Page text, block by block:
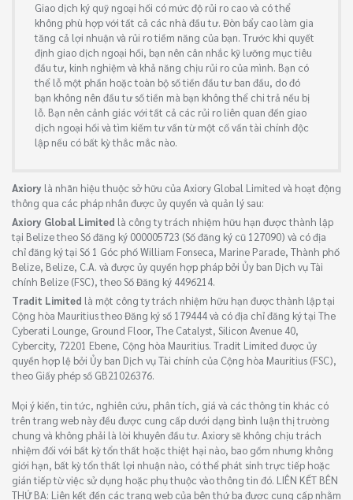
Giao dịch ký quỹ ngoại hối có mức độ rủi ro cao và có thể
không phù hợp với tất cả các nhà đầu tư. Đòn bẩy cao làm gia
tăng cả lợi nhuận và rủi ro tiềm năng của bạn. Trước khi quyết
định giao dịch ngoại hối, bạn nên cân nhắc kỹ lưỡng mục tiêu
đầu tư, kinh nghiệm và khả năng chịu rủi ro của mình. Bạn có
thể lỗ một phần hoặc toàn bộ số tiền đầu tư ban đầu, do đó
bạn không nên đầu tư số tiền mà bạn không thể chi trả nếu bị
lỗ. Bạn nên cảnh giác với tất cả các rủi ro liên quan đến giao
dịch ngoại hối và tìm kiếm tư vấn từ một cố vấn tài chính độc
lập nếu có bất kỳ thắc mắc nào.
Axiory là nhãn hiệu thuộc sở hữu của Axiory Global Limited và hoạt động
thông qua các pháp nhân được ủy quyền và quản lý sau:
Axiory Global Limited là công ty trách nhiệm hữu hạn được thành lập
tại Belize theo Số đăng ký 000005723 (Số đăng ký cũ 127090) và có địa
chỉ đăng ký tại Số 1 Góc phố William Fonseca, Marine Parade, Thành phố
Belize, Belize, C.A. và được ủy quyền hợp pháp bởi Ủy ban Dịch vụ Tài
chính Belize (FSC), theo Số Đăng ký 4496214.
Tradit Limited là một công ty trách nhiệm hữu hạn được thành lập tại
Cộng hòa Mauritius theo Đăng ký số 179444 và có địa chỉ đăng ký tại The
Cyberati Lounge, Ground Floor, The Catalyst, Silicon Avenue 40,
Cybercity, 72201 Ebene, Cộng hòa Mauritius. Tradit Limited được ủy
quyền hợp lệ bởi Ủy ban Dịch vụ Tài chính của Cộng hòa Mauritius (FSC),
theo Giấy phép số GB21026376.
Mọi ý kiến, tin tức, nghiên cứu, phân tích, giá và các thông tin khác có
trên trang web này đều được cung cấp dưới dạng bình luận thị trường
chung và không phải là lời khuyên đầu tư. Axiory sẽ không chịu trách
nhiệm đối với bất kỳ tổn thất hoặc thiệt hại nào, bao gồm nhưng không
giới hạn, bất kỳ tổn thất lợi nhuận nào, có thể phát sinh trực tiếp hoặc
gián tiếp từ việc sử dụng hoặc phụ thuộc vào thông tin đó. LIÊN KẾT BÊN
THỨ BA: Liên kết đến các trang web của bên thứ ba được cung cấp nhằm